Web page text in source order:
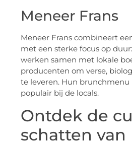
Meneer Frans
Meneer Frans combineert
met een sterke focus op
werken samen met lokale
producenten om verse,
te leveren. Hun brunchmenu
populair bij de locals.
Ontdek de
schatten van